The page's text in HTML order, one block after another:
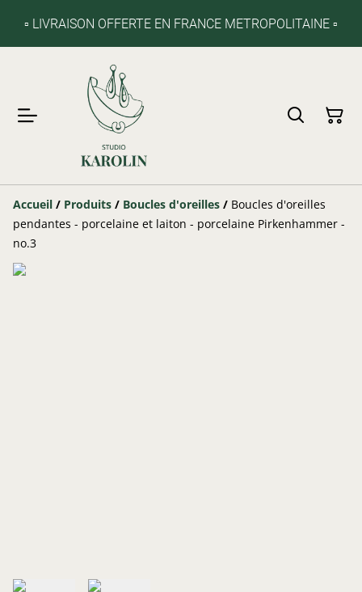
▫️ LIVRAISON OFFERTE EN FRANCE METROPOLITAINE ▫️
Accueil / Produits / Boucles d'oreilles / Boucles d'oreilles
pendantes - porcelaine et laiton - porcelaine Pirkenhammer -
no.3